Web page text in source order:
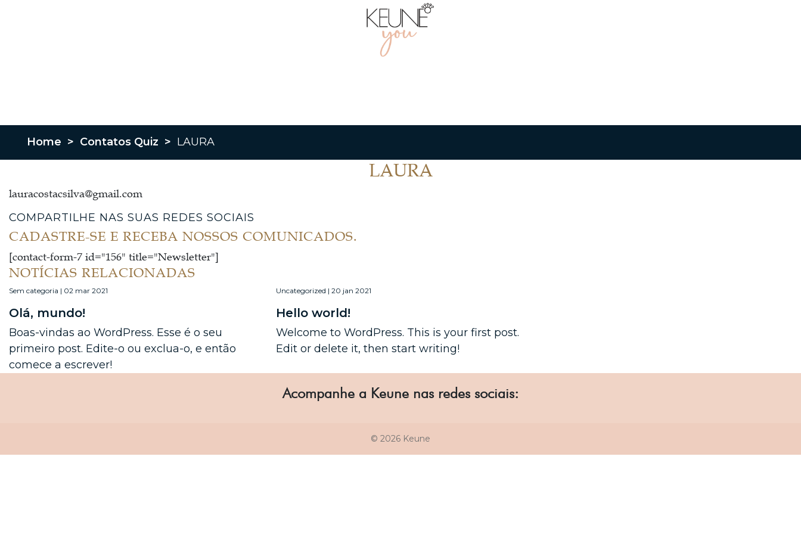
Home > Contatos Quiz > LAURA
LAURA
lauracostacsilva@gmail.com
COMPARTILHE NAS SUAS REDES SOCIAIS
CADASTRE-SE E RECEBA NOSSOS COMUNICADOS.
[contact-form-7 id="156" title="Newsletter"]
NOTÍCIAS RELACIONADAS
Sem categoria | 02 mar 2021
Olá, mundo!
Boas-vindas ao WordPress. Esse é o seu
primeiro post. Edite-o ou exclua-o, e então
comece a escrever!
Uncategorized | 20 jan 2021
Hello world!
Welcome to WordPress. This is your first post.
Edit or delete it, then start writing!
Acompanhe a Keune nas redes sociais:
© 2026 Keune